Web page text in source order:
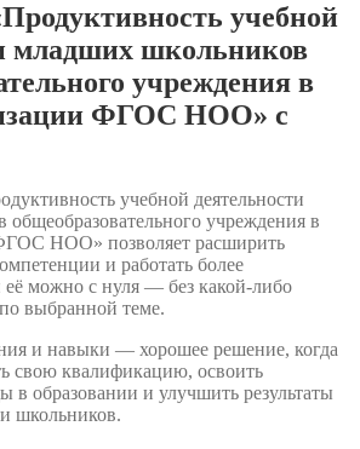
учебной
младших школьников
учреждения в
ФГОС НОО» с
учебной деятельности
учреждения в
НОО» позволяет расширить
и работать более
можно с нуля — без какой-либо
выбранной теме.
и навыки — хорошее решение, когда
свою квалификацию, освоить
в образовании и улучшить результаты
школьников.